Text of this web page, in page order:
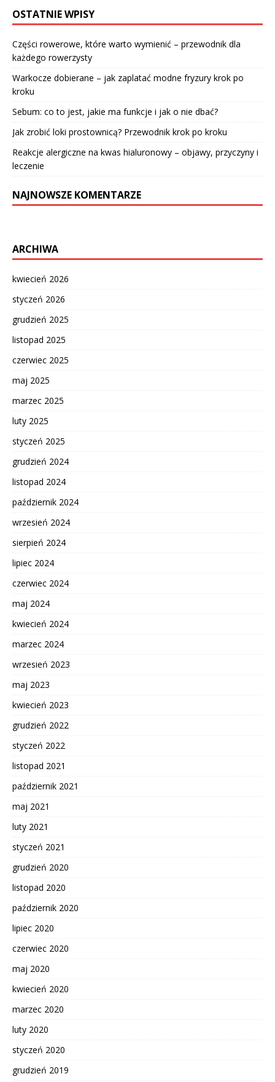
OSTATNIE WPISY
Części rowerowe, które warto wymienić – przewodnik dla
każdego rowerzysty
Warkocze dobierane – jak zaplatać modne fryzury krok po
kroku
Sebum: co to jest, jakie ma funkcje i jak o nie dbać?
Jak zrobić loki prostownicą? Przewodnik krok po kroku
Reakcje alergiczne na kwas hialuronowy – objawy, przyczyny i
leczenie
NAJNOWSZE KOMENTARZE
ARCHIWA
kwiecień 2026
styczeń 2026
grudzień 2025
listopad 2025
czerwiec 2025
maj 2025
marzec 2025
luty 2025
styczeń 2025
grudzień 2024
listopad 2024
październik 2024
wrzesień 2024
sierpień 2024
lipiec 2024
czerwiec 2024
maj 2024
kwiecień 2024
marzec 2024
wrzesień 2023
maj 2023
kwiecień 2023
grudzień 2022
styczeń 2022
listopad 2021
październik 2021
maj 2021
luty 2021
styczeń 2021
grudzień 2020
listopad 2020
październik 2020
lipiec 2020
czerwiec 2020
maj 2020
kwiecień 2020
marzec 2020
luty 2020
styczeń 2020
grudzień 2019